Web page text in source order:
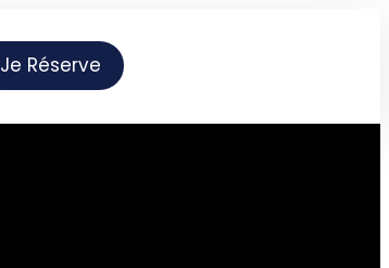
Je Réserve